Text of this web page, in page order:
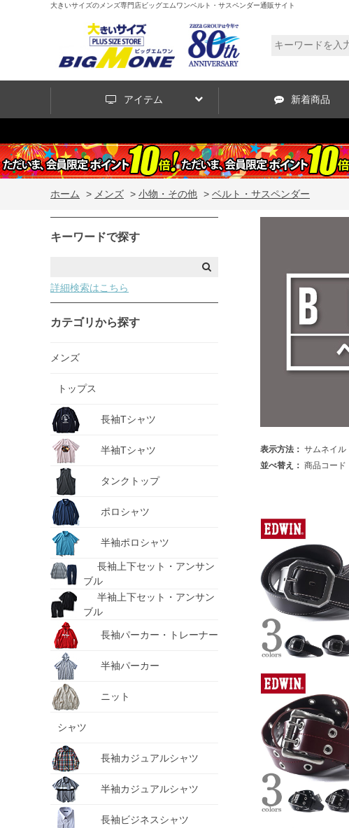
大きいサイズのメンズ専門店ビッグエムワンベルト・サスペンダー通販サイト
アイテム 新着商品
ホーム > メンズ > 小物・その他 > ベルト・サスペンダー
キーワードで探す
詳細検索はこちら
カテゴリから探す
メンズ
トップス
長袖Tシャツ
半袖Tシャツ
タンクトップ
ポロシャツ
半袖ポロシャツ
長袖上下セット・アンサン
ブル
半袖上下セット・アンサン
ブル
長袖パーカー・トレーナー
半袖パーカー
ニット
シャツ
長袖カジュアルシャツ
半袖カジュアルシャツ
長袖ビジネスシャツ
表示方法： サムネイル
並べ替え： 商品コード